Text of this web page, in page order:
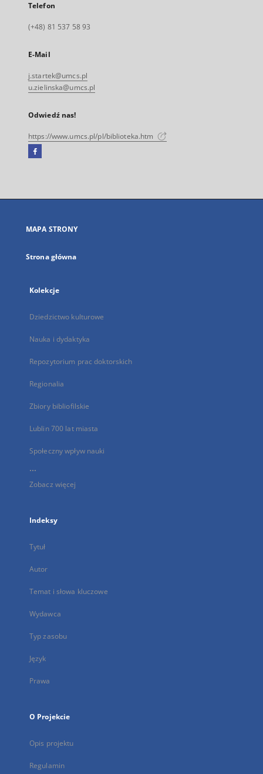
Telefon
(+48) 81 537 58 93
E-Mail
j.startek@umcs.pl
u.zielinska@umcs.pl
Odwiedź nas!
https://www.umcs.pl/pl/biblioteka.htm
Facebook
się
karcie
MAPA STRONY
Strona główna
Kolekcje
Dziedzictwo kulturowe
Nauka i dydaktyka
Repozytorium prac doktorskich
Regionalia
Zbiory bibliofilskie
Lublin 700 lat miasta
Społeczny wpływ nauki
...
Zobacz więcej
Indeksy
Tytuł
Autor
Temat i słowa kluczowe
Wydawca
Typ zasobu
Język
Prawa
O Projekcie
Opis projektu
Regulamin